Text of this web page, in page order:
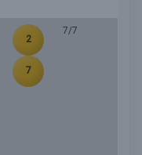
2
7
7/7